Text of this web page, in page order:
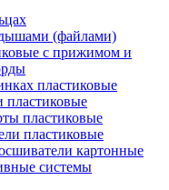
(файлами)
с прижимом и
пластиковые
пластиковые
пластиковые
пластиковые
картонные
системы